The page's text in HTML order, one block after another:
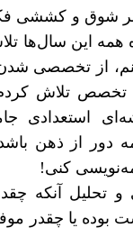
شوق و کششی
همه این سال‌ها
از تخصصی شدن
تخصص تلاش
استعدادی
دور از ذهن
کنی!
و تحلیل آنکه
بوده یا چقدر